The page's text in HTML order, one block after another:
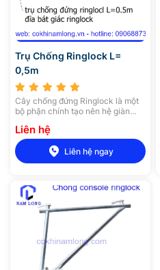
Trụ Chống Ringlock L=
0,5m
Cây chống đứng Ringlock là một
bộ phận chính tạo nên hệ giàn
làm từ thép ống có chiều dài
khoảng 0,5 – 3m và độ dày 2,5mm
căn cứ theo tiêu chuẩn.
Liên hệ
Liên hệ ngay